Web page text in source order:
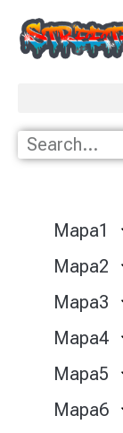
Mapa1
Mapa2
Mapa3
Mapa4
Mapa5
Mapa6